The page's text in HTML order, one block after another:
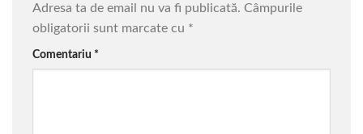
Adresa ta de email nu va fi publicată. Câmpurile
obligatorii sunt marcate cu *
Comentariu *